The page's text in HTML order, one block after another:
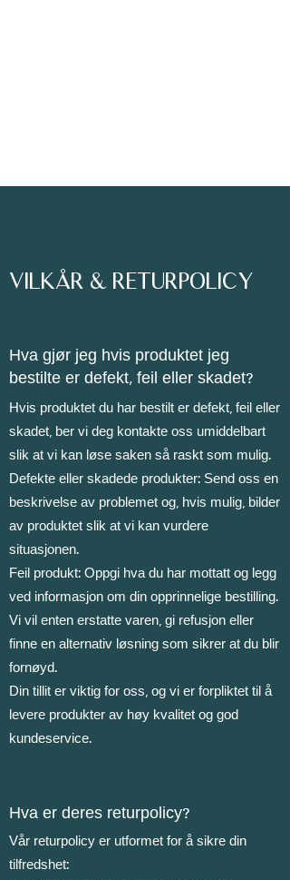
VILKÅR & RETURPOLICY
Hva gjør jeg hvis produktet jeg
bestilte er defekt, feil eller skadet?
Hvis produktet du har bestilt er defekt, feil eller
skadet, ber vi deg kontakte oss umiddelbart
slik at vi kan løse saken så raskt som mulig.
Defekte eller skadede produkter: Send oss en
beskrivelse av problemet og, hvis mulig, bilder
av produktet slik at vi kan vurdere
situasjonen.
Feil produkt: Oppgi hva du har mottatt og legg
ved informasjon om din opprinnelige bestilling.
Vi vil enten erstatte varen, gi refusjon eller
finne en alternativ løsning som sikrer at du blir
fornøyd.
Din tillit er viktig for oss, og vi er forpliktet til å
levere produkter av høy kvalitet og god
kundeservice.
Hva er deres returpolicy?
Vår returpolicy er utformet for å sikre din
tilfredshet: